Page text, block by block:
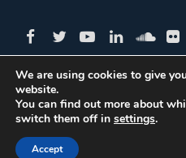
CBIC | SBN Quadra 01 –
Armando Monteiro Neto -
We are using cookies to give
website.
You can find out more about
switch them off in settings.
Accept